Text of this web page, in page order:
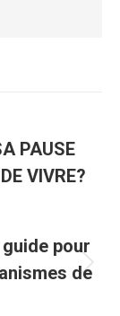
PAUSE
VIVRE?
guide pour
de